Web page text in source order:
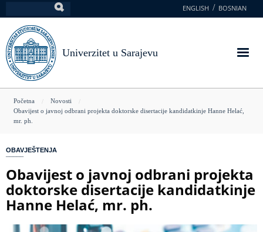
na
glavni
sadržaj
ENGLISH BOSNIAN
Univerzitet u Sarajevu
You
are
Početna
Novosti
Obavijest o javnoj odbrani projekta doktorske disertacije kandidatkinje Hanne Helać,
mr. ph.
OBAVJEŠTENJA
Obavijest o javnoj odbrani projekta
doktorske disertacije kandidatkinje
Hanne Helać, mr. ph.